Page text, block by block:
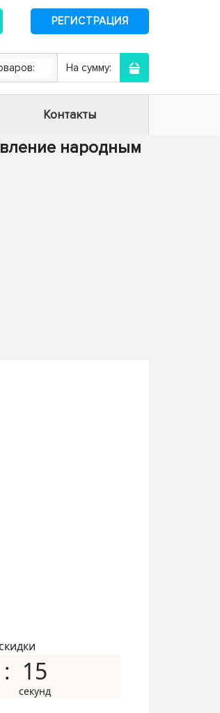
РЕГИСТРАЦИЯ
На сумму:
Контакты
народным
14